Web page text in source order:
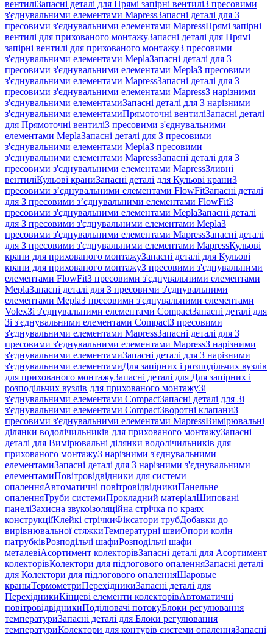
вентиліЗапасні деталі для Прямі запірні вентиліЗ пресовими
з'єднувальними елементами MapressЗапасні деталі для З
пресовими з'єднувальними елементами MapressПрямі запірні
вентилі для прихованого монтажуЗапасні деталі для Прямі
запірні вентилі для прихованого монтажуЗ пресовими
з'єднувальними елементами MeplaЗапасні деталі для З
пресовими з'єднувальними елементами MeplaЗ пресовими
з'єднувальними елементами MapressЗапасні деталі для З
пресовими з'єднувальними елементами MapressЗ нарізними
з'єднувальними елементамиЗапасні деталі для З нарізними
з'єднувальними елементамиПрямоточні вентиліЗапасні деталі
для Прямоточні вентиліЗ пресовими з'єднувальними
елементами MeplaЗапасні деталі для З пресовими
з'єднувальними елементами MeplaЗ пресовими
з'єднувальними елементами MapressЗапасні деталі для З
пресовими з'єднувальними елементами MapressЗливні
вентиліКульові краниЗапасні деталі для Кульові краниЗ
пресовими з’єднувальними елементами FlowFitЗапасні деталі
для З пресовими з’єднувальними елементами FlowFitЗ
пресовими з'єднувальними елементами MeplaЗапасні деталі
для З пресовими з'єднувальними елементами MeplaЗ
пресовими з'єднувальними елементами MapressЗапасні деталі
для З пресовими з'єднувальними елементами MapressКульові
крани для прихованого монтажуЗапасні деталі для Кульові
крани для прихованого монтажуЗ пресовими з'єднувальними
елементами FlowFitЗ пресовими з'єднувальними елементами
MeplaЗапасні деталі для З пресовими з'єднувальними
елементами MeplaЗ пресовими з'єднувальними елементами
VolexЗі з'єднувальними елементами CompactЗапасні деталі для
Зі з'єднувальними елементами CompactЗ пресовими
з'єднувальними елементами MapressЗапасні деталі для З
пресовими з'єднувальними елементами MapressЗ нарізними
з'єднувальними елементамиЗапасні деталі для З нарізними
з'єднувальними елементамиДля запірних і розподільчих вузлів
для прихованого монтажуЗапасні деталі для Для запірних і
розподільчих вузлів для прихованого монтажуЗі
з'єднувальними елементами CompactЗапасні деталі для Зі
з'єднувальними елементами CompactЗворотні клапаниЗ
пресовими з'єднувальними елементами MapressВимірювальні
ділянки водолічильників для прихованого монтажуЗапасні
деталі для Вимірювальні ділянки водолічильників для
прихованого монтажуЗ нарізними з'єднувальними
елементамиЗапасні деталі для З нарізними з'єднувальними
елементамиПовітровідвідники для системи
опаленняАвтоматичні повітровідвідникиПанельне
опаленняТруби системиПрокладний матеріалШиповані
панеліЗахисна звукоізоляційна стрічка по краях
конструкціїКлейкі стрічкиФіксатори трубДобавки до
вирівнювальної стяжкиТемпературні швиОпори колін
патрубківРозподільчі шафиРозподільчі шафи
металевіАсортимент колекторівЗапасні деталі для Асортимент
колекторівКолектори для підлогового опаленняЗапасні деталі
для Колектори для підлогового опаленняШаровые
краныТермометриПерехідникиЗапасні деталі для
ПерехідникиКінцеві елементи колекторівАвтоматичні
повітровідвідникиПоділювачі потокуБлоки регулювання
температуриЗапасні деталі для Блоки регулювання
температуриКолектори для контурів системи опаленняЗапасні